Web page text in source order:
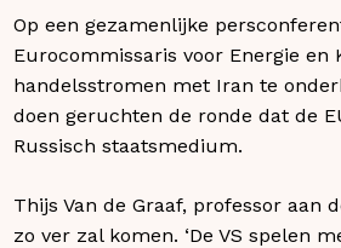
Op een gezamenlijke
Eurocommissaris voor Energie en
handelsstromen met Iran te
doen geruchten de ronde dat de
Russisch staatsmedium.
Thijs Van de Graaf, professor
zo ver zal komen. ‘De VS spelen